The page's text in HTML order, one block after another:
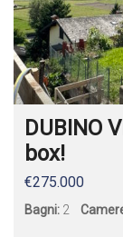
DUBINO
box!
€275.000
Bagni: 2